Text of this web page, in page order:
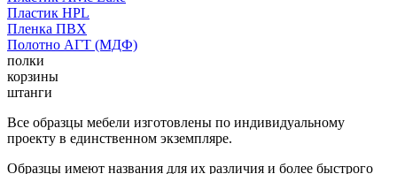
Пластик HPL
Пленка ПВХ
Полотно АГТ (МДФ)
полки
корзины
штанги
Все образцы мебели изготовлены по индивидуальному
проекту в единственном экземпляре.
Образцы имеют названия для их различия и более быстрого